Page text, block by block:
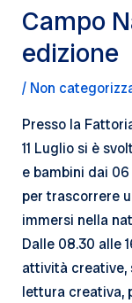
Campo
edizione
/ Non
Presso la
11 Luglio si è
e bambini dai 06
per trascorrere
immersi nella
Dalle 08.30 alle
attività creative,
lettura creativa,